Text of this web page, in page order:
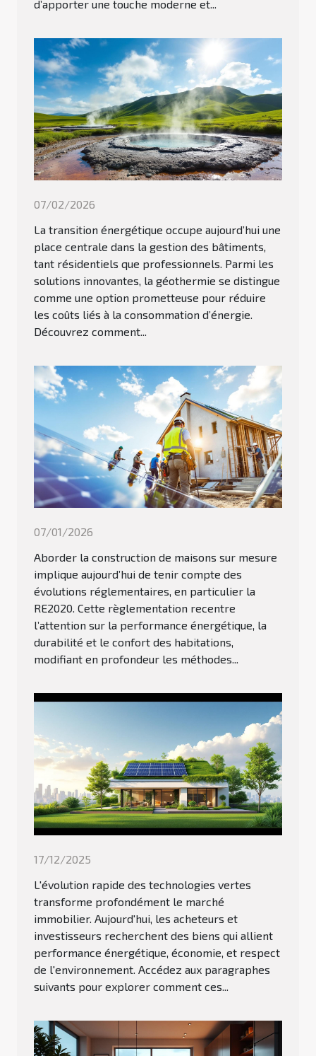
d’apporter une touche moderne et...
07/02/2026
La transition énergétique occupe aujourd’hui une
place centrale dans la gestion des bâtiments,
tant résidentiels que professionnels. Parmi les
solutions innovantes, la géothermie se distingue
comme une option prometteuse pour réduire
les coûts liés à la consommation d’énergie.
Découvrez comment...
07/01/2026
Aborder la construction de maisons sur mesure
implique aujourd’hui de tenir compte des
évolutions réglementaires, en particulier la
RE2020. Cette règlementation recentre
l’attention sur la performance énergétique, la
durabilité et le confort des habitations,
modifiant en profondeur les méthodes...
17/12/2025
L'évolution rapide des technologies vertes
transforme profondément le marché
immobilier. Aujourd'hui, les acheteurs et
investisseurs recherchent des biens qui allient
performance énergétique, économie, et respect
de l'environnement. Accédez aux paragraphes
suivants pour explorer comment ces...